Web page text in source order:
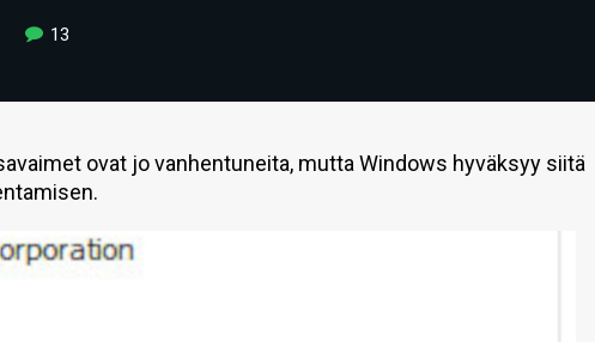
13
ovat jo vanhentuneita, mutta Windows hyväksyy siitä